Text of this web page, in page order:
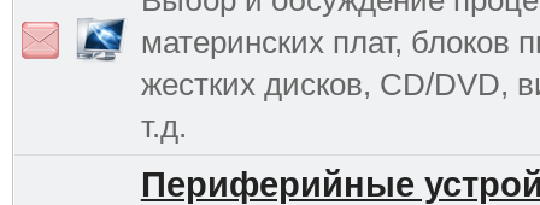
материнских плат, блоков
жестких дисков, CD/DVD,
т.д.
Периферийные